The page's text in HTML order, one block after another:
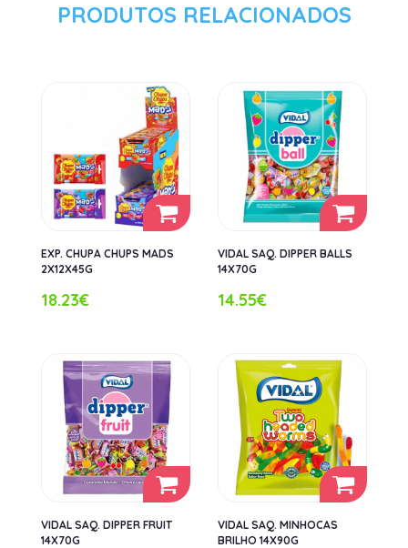
PRODUTOS RELACIONADOS
EXP. CHUPA CHUPS MADS
2X12X45G
18.23€
VIDAL SAQ. DIPPER BALLS
14X70G
14.55€
VIDAL SAQ. DIPPER FRUIT
14X70G
VIDAL SAQ. MINHOCAS
BRILHO 14X90G